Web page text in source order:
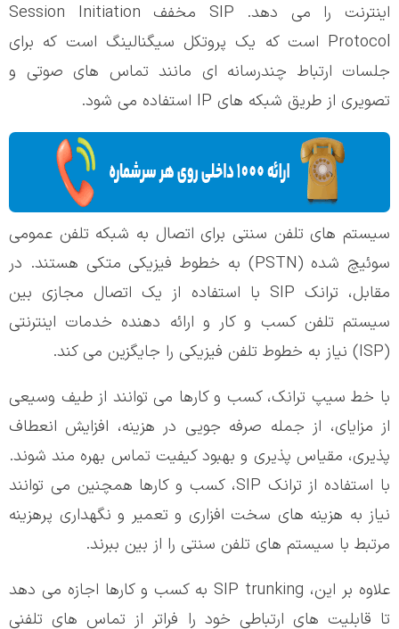
اینترنت را می دهد. SIP مخفف Session Initiation
Protocol است که یک پروتکل سیگنالینگ است که برای
جلسات ارتباط چندرسانه ای مانند تماس های صوتی و
تصویری از طریق شبکه های IP استفاده می شود.
سیستم های تلفن سنتی برای اتصال به شبکه تلفن عمومی
سوئیچ شده (PSTN) به خطوط فیزیکی متکی هستند. در
مقابل، ترانک SIP با استفاده از یک اتصال مجازی بین
سیستم تلفن کسب و کار و ارائه دهنده خدمات اینترنتی
(ISP) نیاز به خطوط تلفن فیزیکی را جایگزین می کند.
با خط سیپ ترانک، کسب و کارها می توانند از طیف وسیعی
از مزایای، از جمله صرفه جویی در هزینه، افزایش انعطاف
پذیری، مقیاس پذیری و بهبود کیفیت تماس بهره مند شوند.
با استفاده از ترانک SIP، کسب و کارها همچنین می توانند
نیاز به هزینه های سخت افزاری و تعمیر و نگهداری پرهزینه
مرتبط با سیستم های تلفن سنتی را از بین ببرند.
علاوه بر این، SIP trunking به کسب و کارها اجازه می دهد
تا قابلیت های ارتباطی خود را فراتر از تماس های تلفنی